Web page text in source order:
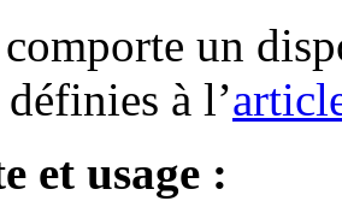
comporte un
à l’
et usage :